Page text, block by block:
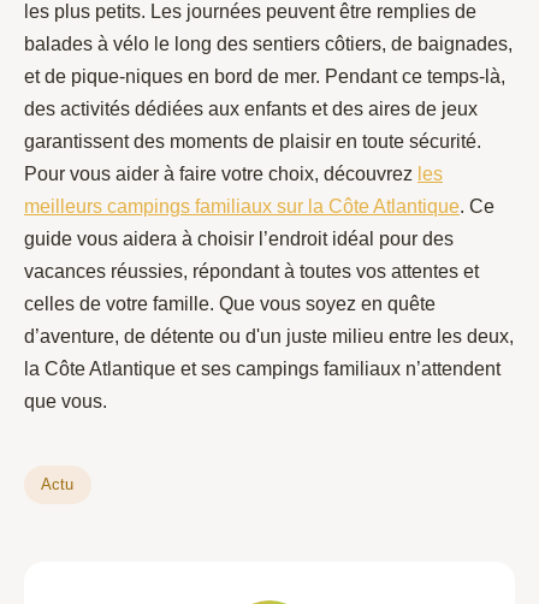
les plus petits. Les journées peuvent être remplies de
balades à vélo le long des sentiers côtiers, de baignades,
et de pique-niques en bord de mer. Pendant ce temps-là,
des activités dédiées aux enfants et des aires de jeux
garantissent des moments de plaisir en toute sécurité.
Pour vous aider à faire votre choix, découvrez les
meilleurs campings familiaux sur la Côte Atlantique. Ce
guide vous aidera à choisir l’endroit idéal pour des
vacances réussies, répondant à toutes vos attentes et
celles de votre famille. Que vous soyez en quête
d’aventure, de détente ou d'un juste milieu entre les deux,
la Côte Atlantique et ses campings familiaux n’attendent
que vous.
Actu